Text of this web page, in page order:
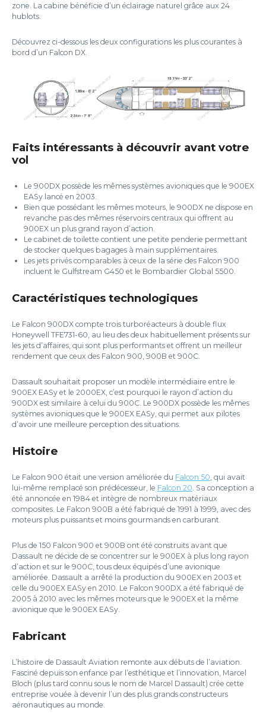
zone. La cabine bénéficie d’un éclairage naturel grâce aux 24
hublots.
Découvrez ci-dessous les deux configurations les plus courantes à
bord d’un Falcon DX.
Faits intéressants à découvrir avant votre
vol
Le 900DX possède les mêmes systèmes avioniques que le 900EX
EASy lancé en 2003.
Bien que possédant les mêmes moteurs, le 900DX ne dispose en
revanche pas des mêmes réservoirs centraux qui offrent au
900EX un plus grand rayon d’action.
Le cabinet de toilette contient une petite penderie permettant
de stocker quelques bagages à main supplémentaires.
Les jets privés comparables à ceux de la série des Falcon 900
incluent le Gulfstream G450 et le Bombardier Global 5500.
Caractéristiques technologiques
Le Falcon 900DX compte trois turboréacteurs à double flux
Honeywell TFE731-60, au lieu des deux habituellement présents sur
les jets d’affaires, qui sont plus performants et offrent un meilleur
rendement que ceux des Falcon 900, 900B et 900C.
Dassault souhaitait proposer un modèle intermédiaire entre le
900EX EASy et le 2000EX, c’est pourquoi le rayon d’action du
900DX est similaire à celui du 900C. Le 900DX possède les mêmes
systèmes avioniques que le 900EX EASy, qui permet aux pilotes
d’avoir une meilleure perception des situations.
Histoire
Le Falcon 900 était une version améliorée du Falcon 50, qui avait
lui-même remplacé son prédécesseur, le Falcon 20. Sa conception a
été annoncée en 1984 et intègre de nombreux matériaux
composites. Le Falcon 900B a été fabriqué de 1991 à 1999, avec des
moteurs plus puissants et moins gourmands en carburant.
Plus de 150 Falcon 900 et 900B ont été construits avant que
Dassault ne décide de se concentrer sur le 900EX à plus long rayon
d’action et sur le 900C, tous deux équipés d’une avionique
améliorée. Dassault a arrêté la production du 900EX en 2003 et
celle du 900EX EASy en 2010. Le Falcon 900DX a été fabriqué de
2005 à 2010 avec les mêmes moteurs que le 900EX et la même
avionique que le 900EX EASy.
Fabricant
L’histoire de Dassault Aviation remonte aux débuts de l’aviation.
Fasciné depuis son enfance par l’esthétique et l’innovation, Marcel
Bloch (plus tard connu sous le nom de Marcel Dassault) crée cette
entreprise vouée à devenir l’un des plus grands constructeurs
aéronautiques au monde.